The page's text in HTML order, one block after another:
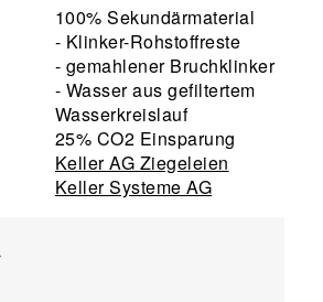
100% Sekundärmaterial
- Klinker-Rohstoffreste
- gemahlener Bruchklinker
- Wasser aus gefiltertem
Wasserkreislauf
25% CO2 Einsparung
Keller AG Ziegeleien
Keller Systeme AG